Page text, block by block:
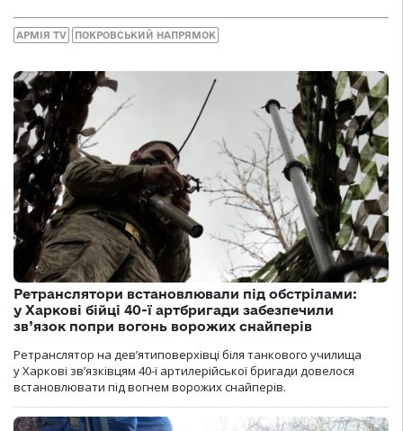
АРМІЯ TV ПОКРОВСЬКИЙ НАПРЯМОК
Ретранслятори встановлювали під обстрілами:
у Харкові бійці 40-ї артбригади забезпечили
зв’язок попри вогонь ворожих снайперів
Ретранслятор на дев’ятиповерхівці біля танкового училища
у Харкові зв’язківцям 40-ї артилерійської бригади довелося
встановлювати під вогнем ворожих снайперів.